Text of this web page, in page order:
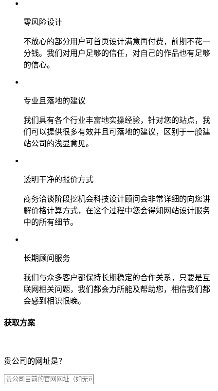
零风险设计
不放心的部分用户可首页设计满意再付费，前期不花一
分钱。我们对用户足够的信任，对自己的作品也有足够
的信心。
专业且落地的建议
我们具有各个行业丰富地实操经验，针对您的站点，我
们可以提供很多有效并且可落地的建议，区别于一般建
站公司的浅显意见。
透明干净的报价方式
商务洽谈阶段挖机会科技设计顾问会非常详细的向您讲
解价格计算方式，在这个过程中您会得知网站设计服务
中的所有细节。
长期顾问服务
我们与众多客户都保持长期稳定的合作关系，只要是互
联网相关问题，我们都会力所能及帮助您，相信我们都
会感到相识恨晚。
获取方案
贵公司的网址是？